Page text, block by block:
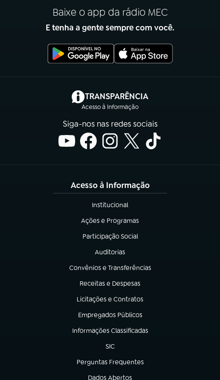
Baixe o app da rádio MEC
E tenha a gente sempre com você.
TRANSPARÊNCIA
Acesso à Informação
(abre em nova aba)
Siga-nos nas redes sociais
Acesso à Informação
Institucional
(abre em nova aba)
Ações e Programas
(abre em nova aba)
Participação Social
(abre em nova aba)
Auditorias
(abre em nova aba)
Convênios e Transferências
(abre em nova aba)
Receitas e Despesas
(abre em nova aba)
Licitações e Contratos
(abre em nova aba)
Empregados Públicos
(abre em nova aba)
Informações Classificadas
(abre em nova aba)
SIC
(abre em nova aba)
Perguntas Frequentes
(abre em nova aba)
Dados Abertos